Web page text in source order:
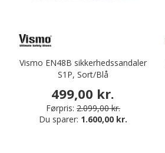
Vismo EN48B sikkerhedssandaler
S1P, Sort/Blå
499,00 kr.
Førpris: 2.099,00 kr.
Du sparer: 1.600,00 kr.